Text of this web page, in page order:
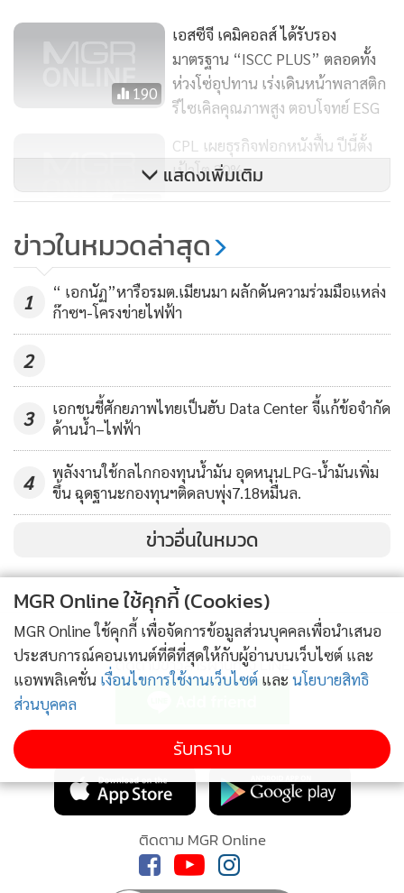
CPAC Green Solution ที่นำเทคโนโลยีดิจิทัลมาใช้บริหารงาน
ก่อสร้างได้อย่างมีประสิทธิภาพ และพัฒนาแพลตฟอร์มดิจิทัลใช้
บริหารการจัดจำหน่ายซึ่งมีเครือข่ายใหญ่ที่สุด อาทิ ‘Prompt
Plus’ แพลตฟอร์มสั่งซื้อสินค้าวัสดุก่อสร้างสำหรับร้านค้าราย
ย่อยกว่า 9,000 ร้านค้าทั่วประเทศ
รวมถึงพัฒนาโซลูชันใหม่รับเทรนด์การรักษ์สุขภาพและยกระดับ
แคปซูลความดันลบสำหรับเคลื่อนย้ายผู้ป่วยทางอากาศ ถุงซักผ้า
ละลายน้ำ ลดความเสี่ยงติดเชื้อจากเสื้อผ้าผู้ป่วย Smart Building
Solution นวัตกรรมบริหารระบบอาคาร เพื่อปรับคุณภาพ
สมาร์ทบอร์ด Ultra Clean Wall Solution ทำให้ห้องมีความ
Bi-Ionization Air Purifier และระบบหลังคา SCG Solar Roof
Solutions ที่สามารถผลิตไฟฟ้าจากหลังคาบ้าน ช่วยลดค่าไฟ
นายรุ่งโรจน์กล่าวถึงผลประกอบการบริษัทปี 2564 ว่า บริษัทมี
รายได้จากการขาย 530,112 ล้านบาท เพิ่มขึ้นร้อยละ 33 จากปี
ก่อน สาเหตุจากผลการดำเนินงานที่ดีขึ้นในทุกธุรกิจ ส่วนใหญ่
จากราคาและปริมาณขายของสินค้าเคมีภัณฑ์ที่เพิ่มขึ้น โดยมี
190
เอสซีจี เคมิคอลส์ ได้รับรอง
มาตรฐาน “ISCC PLUS” ตลอดทั้ง
ห่วงโซ่อุปทาน เร่งเดินหน้าพลาสติก
รีไซเคิลคุณภาพสูง ตอบโจทย์ ESG
281
CPL เผยธุรกิจฟอกหนังฟื้น ปีนี้ตั้ง
เป้าโต 20%
193
‘เอสซีจี เคมิคอลส์’ เดินหน้า
Advanced Recycling เปลี่ยน
พลาสติกใช้แล้วเป็นวัตถุดิบตั้งต้น
ล่าสุด จับมือ TOYO ศึกษาและ
แสดงเพิ่มเติม
ข่าวในหมวดล่าสุด
1
“ เอกนัฏ”หารือรมต.เมียนมา ผลักดันความร่วมมือแหล่ง
ก๊าซฯ-โครงข่ายไฟฟ้า
2
3
เอกชนชี้ศักยภาพไทยเป็นฮับ Data Center จี้แก้ข้อจำกัด
ด้านน้ำ–ไฟฟ้า
4
พลังงานใช้กลไกกองทุนน้ำมัน อุดหนุนLPG-น้ำมันเพิ่ม
ขึ้น ฉุดฐานะกองทุนฯติดลบพุ่ง7.18หมื่นล.
ข่าวอื่นในหมวด
ติดตามข่าวสารผ่านทาง LINE
MGR Online Application
ติดตาม MGR Online
MGR Online ใช้คุกกี้ (Cookies)
MGR Online ใช้คุกกี้ เพื่อจัดการข้อมูลส่วนบุคคลเพื่อนำเสนอ
ประสบการณ์คอนเทนต์ที่ดีที่สุดให้กับผู้อ่านบนเว็บไซต์ และ
แอพพลิเคชั่น เงื่อนไขการใช้งานเว็บไซต์ และ นโยบายสิทธิ
ส่วนบุคคล
รับทราบ